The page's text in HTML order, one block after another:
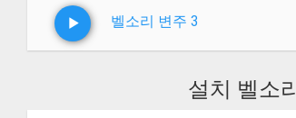
벨소리 변주 3
설치 벨소리